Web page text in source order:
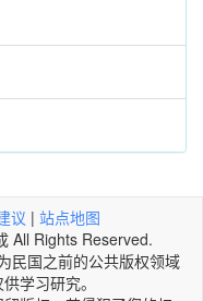
议 | 站点地图
All Rights Reserved.
民国之前的公共版权领域
学习研究。